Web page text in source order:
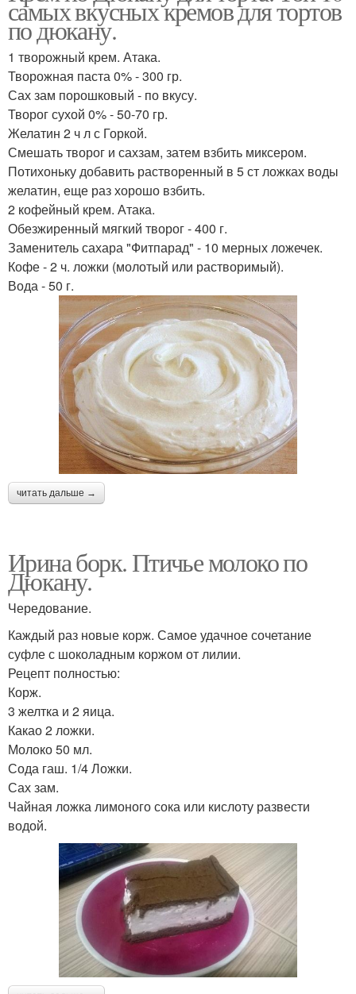
самых вкусных кремов для тортов
по дюкану.
1 творожный крем. Атака.
Творожная паста 0% - 300 гр.
Сах зам порошковый - по вкусу.
Творог сухой 0% - 50-70 гр.
Желатин 2 ч л с Горкой.
Смешать творог и сахзам, затем взбить миксером.
Потихоньку добавить растворенный в 5 ст ложках воды
желатин, еще раз хорошо взбить.
2 кофейный крем. Атака.
Обезжиренный мягкий творог - 400 г.
Заменитель сахара "Фитпарад" - 10 мерных ложечек.
Кофе - 2 ч. ложки (молотый или растворимый).
Вода - 50 г.
читать дальше →
Ирина борк. Птичье молоко по
Дюкану.
Чередование.
Каждый раз новые корж. Самое удачное сочетание
суфле с шоколадным коржом от лилии.
Рецепт полностью:
Корж.
3 желтка и 2 яица.
Какао 2 ложки.
Молоко 50 мл.
Сода гаш. 1/4 Ложки.
Сах зам.
Чайная ложка лимоного сока или кислоту развести
водой.